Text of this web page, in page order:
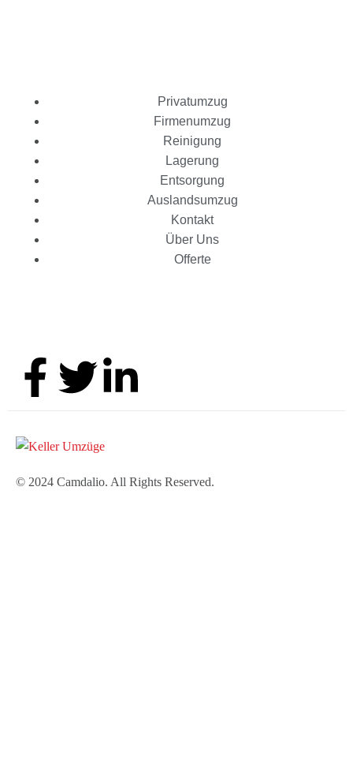
Privatumzug
Firmenumzug
Reinigung
Lagerung
Entsorgung
Auslandsumzug
Kontakt
Über Uns
Offerte
© 2024 Camdalio. All Rights Reserved.